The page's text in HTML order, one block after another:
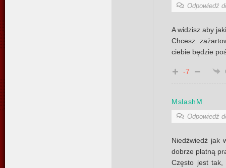
Odpowiedź
A widzisz aby
Chcesz
ciebie będzie
-7
MslashM
Odpowiedź
Niedźwiedź jak
dobrze płatną
Często jest